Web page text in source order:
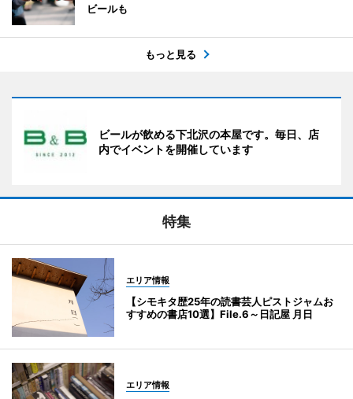
ビールも
もっと見る
ビールが飲める下北沢の本屋です。毎日、店
内でイベントを開催しています
特集
エリア情報
【シモキタ歴25年の読書芸人ピストジャムお
すすめの書店10選】File.6～日記屋 月日
エリア情報